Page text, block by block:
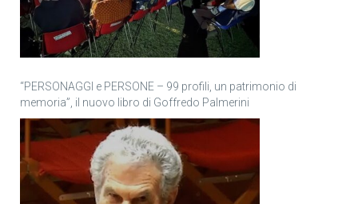
“PERSONAGGI e PERSONE – 99 profili, un patrimonio di
memoria”, il nuovo libro di Goffredo Palmerini